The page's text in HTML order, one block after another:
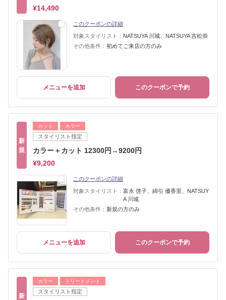
¥14,490
このクーポンの詳細
対象スタイリスト： NATSUYA 川城、NATSUYA 吉松崇
その他条件： 初めてご来店の方のみ
メニューを追加 このクーポンで予約
新
規
カット カラー
スタイリスト指定
カラー＋カット 12300円→9200円
¥9,200
このクーポンの詳細
対象スタイリスト： 富永 啓子、綿引 優香里、NATSUY
A 川城
その他条件： 新規の方のみ
メニューを追加 このクーポンで予約
新
カラー トリートメント
スタイリスト指定